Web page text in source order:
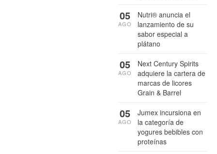
Nutri® anuncia el
lanzamiento de su
sabor especial a
plátano
05
AGO
Next Century Spirits
adquiere la cartera de
marcas de licores
Grain & Barrel
05
AGO
Jumex incursiona en
la categoría de
yogures bebibles con
proteínas
05
AGO